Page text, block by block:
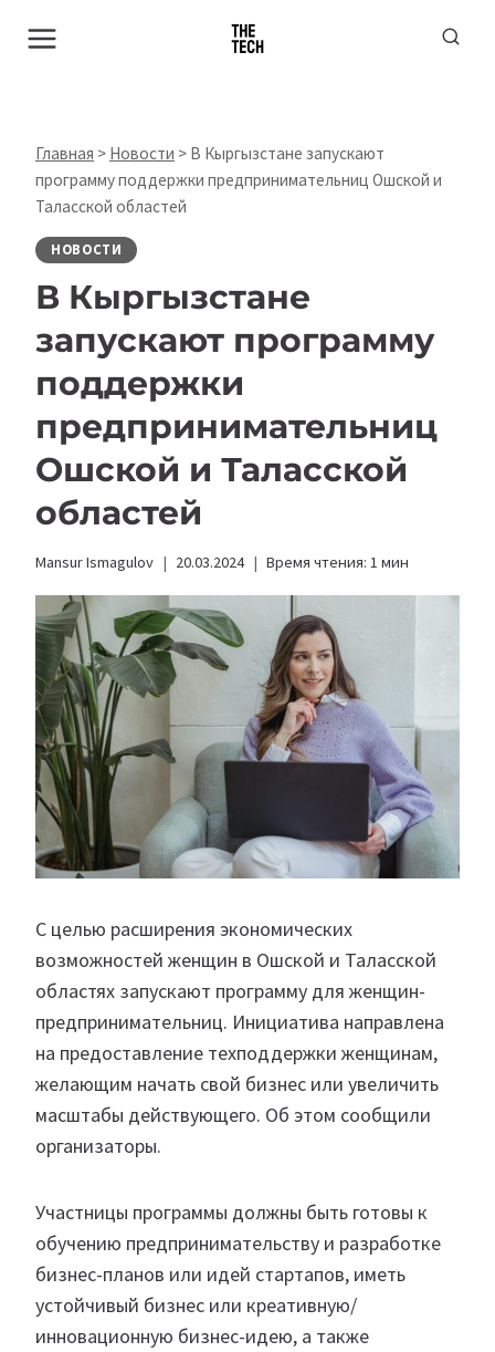
Главная > Новости > В Кыргызстане запускают
программу поддержки предпринимательниц Ошской и
Таласской областей
НОВОСТИ
В Кыргызстане
запускают программу
поддержки
предпринимательниц
Ошской и Таласской
областей
Mansur Ismagulov 20.03.2024 Время чтения: 1 мин
С целью расширения экономических
возможностей женщин в Ошской и Таласской
областях запускают программу для женщин-
предпринимательниц. Инициатива направлена
на предоставление техподдержки женщинам,
желающим начать свой бизнес или увеличить
масштабы действующего. Об этом сообщили
организаторы.
Участницы программы должны быть готовы к
обучению предпринимательству и разработке
бизнес-планов или идей стартапов, иметь
устойчивый бизнес или креативную/
инновационную бизнес-идею, а также